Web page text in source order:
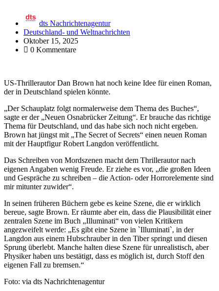
dts Nachrichtenagentur
Deutschland- und Weltnachrichten
Oktober 15, 2025
0 Kommentare
US-Thrillerautor Dan Brown hat noch keine Idee für einen Roman,
der in Deutschland spielen könnte.
„Der Schauplatz folgt normalerweise dem Thema des Buches“,
sagte er der „Neuen Osnabrücker Zeitung“. Er brauche das richtige
Thema für Deutschland, und das habe sich noch nicht ergeben.
Brown hat jüngst mit „The Secret of Secrets“ einen neuen Roman
mit der Hauptfigur Robert Langdon veröffentlicht.
Das Schreiben von Mordszenen macht dem Thrillerautor nach
eigenen Angaben wenig Freude. Er ziehe es vor, „die großen Ideen
und Gespräche zu schreiben – die Action- oder Horrorelemente sind
mir mitunter zuwider“.
In seinen früheren Büchern gebe es keine Szene, die er wirklich
bereue, sagte Brown. Er räumte aber ein, dass die Plausibilität einer
zentralen Szene im Buch „Illuminati“ von vielen Kritikern
angezweifelt werde: „Es gibt eine Szene in `Illuminati`, in der
Langdon aus einem Hubschrauber in den Tiber springt und diesen
Sprung überlebt. Manche halten diese Szene für unrealistisch, aber
Physiker haben uns bestätigt, dass es möglich ist, durch Stoff den
eigenen Fall zu bremsen.“
Foto: via dts Nachrichtenagentur